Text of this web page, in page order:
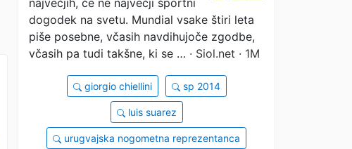
dogodek na svetu. Mundial vsake štiri leta
piše posebne, včasih navdihujoče zgodbe,
včasih pa tudi takšne, ki se … · Siol.net · 1M
giorgio chiellini sp 2014
luis suarez
urugvajska nogometna reprezentanca